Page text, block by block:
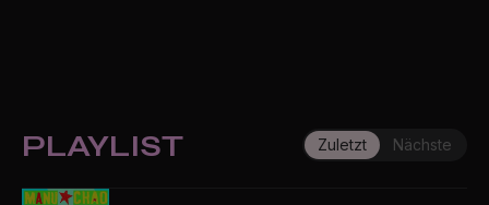
PLAYLIST Zuletzt Nächste